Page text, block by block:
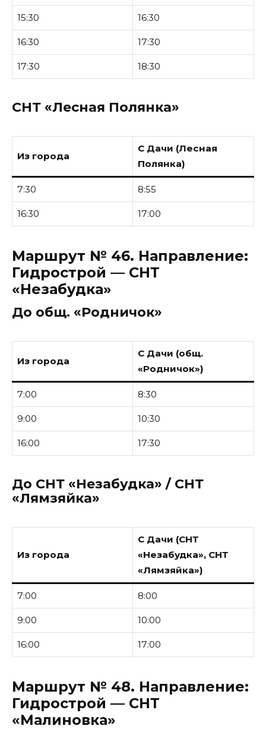
15:30 16:30
16:30 17:30
17:30 18:30
СНТ «Лесная Полянка»
Из города
С Дачи (Лесная
Полянка)
7:30 8:55
16:30 17:00
Маршрут № 46. Направление:
Гидрострой — СНТ
«Незабудка»
До общ. «Родничок»
Из города
С Дачи (общ.
«Родничок»)
7:00 8:30
9:00 10:30
16:00 17:30
До СНТ «Незабудка» / СНТ
«Лямзяйка»
Из города
С Дачи (СНТ
«Незабудка», СНТ
«Лямзяйка»)
7:00 8:00
9:00 10:00
16:00 17:00
Маршрут № 48. Направление:
Гидрострой — СНТ
«Малиновка»